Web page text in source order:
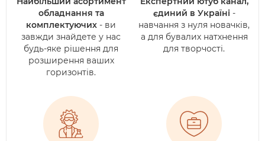
обладнання та
комплектуючих - ви
завжди знайдете у нас
будь-яке рішення для
розширення ваших
горизонтів.
єдиний в Україні -
навчання з нуля новачків,
а для бувалих натхнення
для творчості.